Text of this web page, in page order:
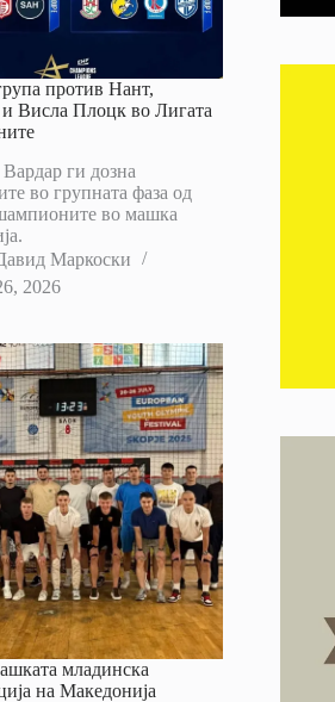
против Нант,
Висла Плоцк во Лигата
ги дозна
во групната фаза од
во машка
Маркоски
2026
младинска
на Македонија